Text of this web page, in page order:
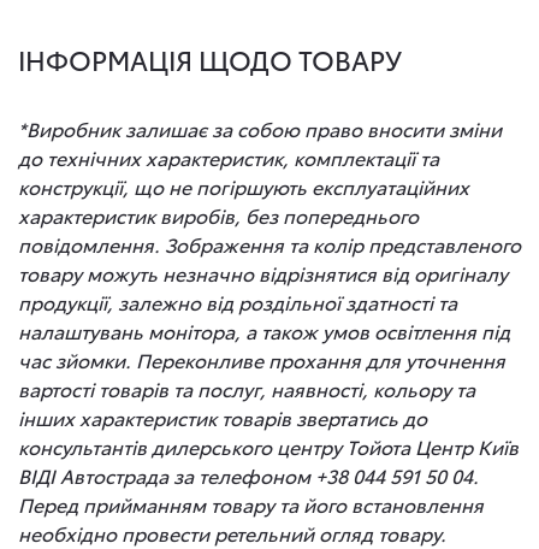
ІНФОРМАЦІЯ ЩОДО ТОВАРУ
*Виробник залишає за собою право вносити зміни
до технічних характеристик, комплектації та
конструкції, що не погіршують експлуатаційних
характеристик виробів, без попереднього
повідомлення. Зображення та колір представленого
товару можуть незначно відрізнятися від оригіналу
продукції, залежно від роздільної здатності та
налаштувань монітора, а також умов освітлення під
час зйомки. Переконливе прохання для уточнення
вартості товарів та послуг, наявності, кольору та
інших характеристик товарів звертатись до
консультантів дилерського центру Тойота Центр Київ
ВІДІ Автострада за телефоном +38 044 591 50 04.
Перед прийманням товару та його встановлення
необхідно провести ретельний огляд товару.